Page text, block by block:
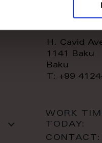
royal
H. Cavid
1141 Baku
Baku
T: +99
WORK
TODAY:
CONTACT: